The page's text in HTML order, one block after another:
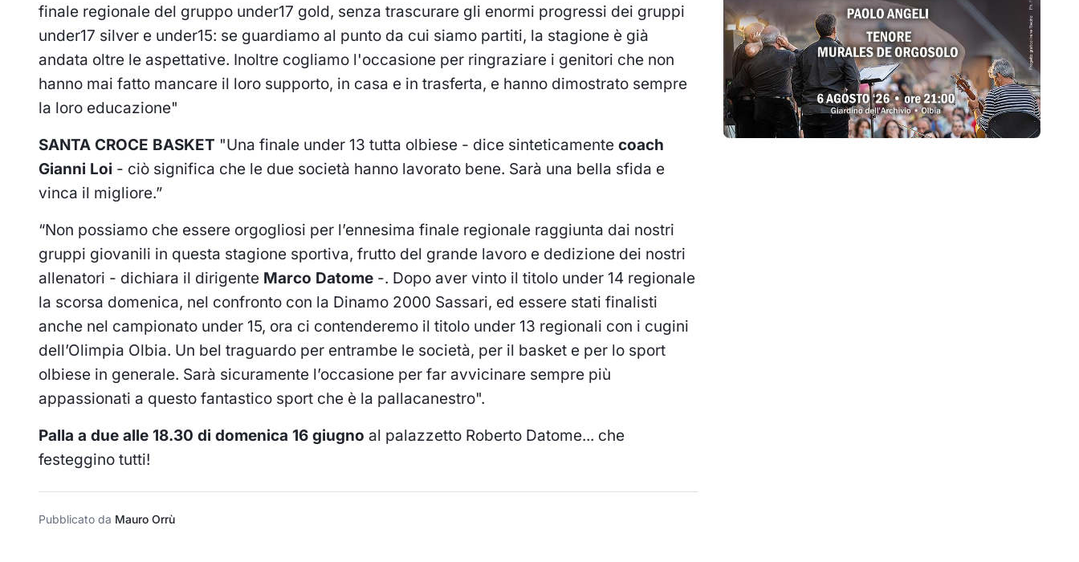
finale regionale del gruppo under17 gold, senza trascurare gli enormi progressi dei gruppi
under17 silver e under15: se guardiamo al punto da cui siamo partiti, la stagione è già
andata oltre le aspettative. Inoltre cogliamo l'occasione per ringraziare i genitori che non
hanno mai fatto mancare il loro supporto, in casa e in trasferta, e hanno dimostrato sempre
la loro educazione"
SANTA CROCE BASKET "Una finale under 13 tutta olbiese - dice sinteticamente coach
Gianni Loi - ciò significa che le due società hanno lavorato bene. Sarà una bella sfida e
vinca il migliore.”
“Non possiamo che essere orgogliosi per l’ennesima finale regionale raggiunta dai nostri
gruppi giovanili in questa stagione sportiva, frutto del grande lavoro e dedizione dei nostri
allenatori - dichiara il dirigente Marco Datome -. Dopo aver vinto il titolo under 14 regionale
la scorsa domenica, nel confronto con la Dinamo 2000 Sassari, ed essere stati finalisti
anche nel campionato under 15, ora ci contenderemo il titolo under 13 regionali con i cugini
dell’Olimpia Olbia. Un bel traguardo per entrambe le società, per il basket e per lo sport
olbiese in generale. Sarà sicuramente l’occasione per far avvicinare sempre più
appassionati a questo fantastico sport che è la pallacanestro".
Palla a due alle 18.30 di domenica 16 giugno al palazzetto Roberto Datome... che
festeggino tutti!
Pubblicato da Mauro Orrù